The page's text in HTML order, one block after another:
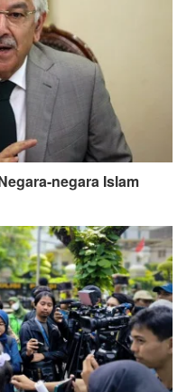
negara Islam